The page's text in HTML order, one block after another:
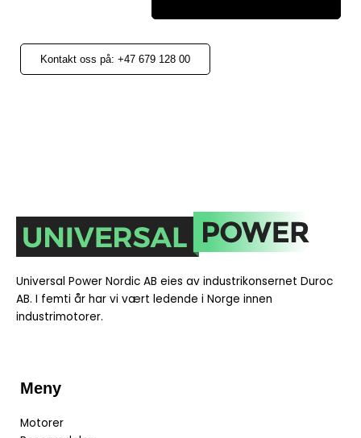
Kontakt oss på: +47 679 128 00
Universal Power Nordic AB eies av industrikonsernet Duroc
AB. I femti år har vi vært ledende i Norge innen
industrimotorer.
Meny
Motorer